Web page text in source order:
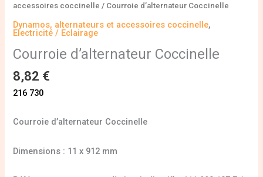
accessoires coccinelle / Courroie d’alternateur Coccinelle
Dynamos, alternateurs et accessoires coccinelle,
Electricité / Eclairage
Courroie d’alternateur Coccinelle
8,82 €
216 730
Courroie d’alternateur Coccinelle
Dimensions : 11 x 912 mm